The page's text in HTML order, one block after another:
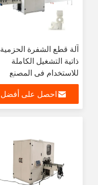
آلة قطع الشفرة الحزمية
ذاتية التشغيل الكاملة
للاستخدام في المصنع
احصل على أفضل